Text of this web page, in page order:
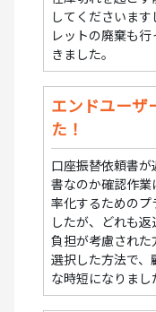
してくださいま
レットの廃棄も
きました。
エンドユーザ
た！
口座振替依頼書
書なのか確認作
率化するための
したが、どれも
負担が考慮され
選択した方法で
な時短になりまし